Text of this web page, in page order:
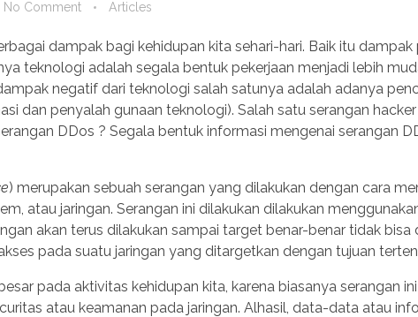
No Comment Articles
dampak bagi kehidupan kita sehari-hari. Baik itu
teknologi adalah segala bentuk pekerjaan menjadi lebih
negatif dari teknologi salah satunya adalah adanya
dan penyalah gunaan teknologi). Salah satu serangan
DDos ? Segala bentuk informasi mengenai serangan
) merupakan sebuah serangan yang dilakukan dengan cara
atau jaringan. Serangan ini dilakukan dilakukan
akan terus dilakukan sampai target benar-benar tidak bisa
pada suatu jaringan yang ditargetkan dengan tujuan
pada aktivitas kehidupan kita, karena biasanya serangan
atau keamanan pada jaringan. Alhasil, data-data atau